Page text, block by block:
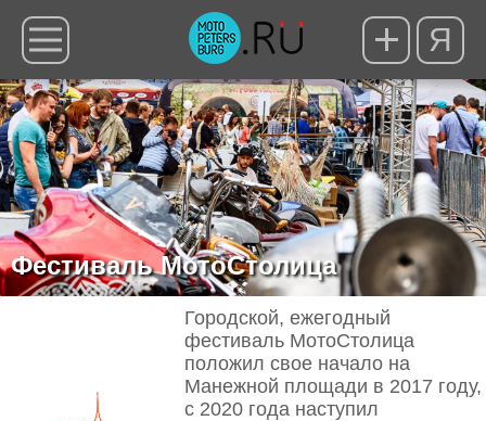
Я
Фестиваль МотоСтолица
Городской, ежегодный
фестиваль МотоСтолица
положил свое начало на
Манежной площади в 2017 году,
с 2020 года наступил